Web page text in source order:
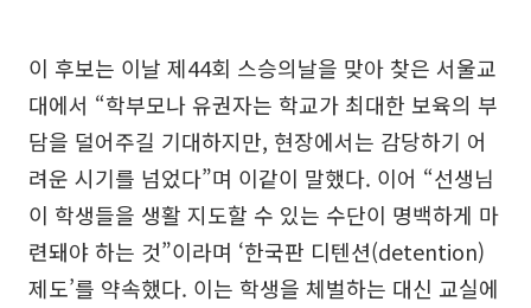
이 후보는 이날 제44회 스승의날을 맞아 찾은 서울교
대에서 “학부모나 유권자는 학교가 최대한 보육의 부
담을 덜어주길 기대하지만, 현장에서는 감당하기 어
려운 시기를 넘었다”며 이같이 말했다. 이어 “선생님
이 학생들을 생활 지도할 수 있는 수단이 명백하게 마
련돼야 하는 것”이라며 ‘한국판 디텐션(detention)
제도’를 약속했다. 이는 학생을 체벌하는 대신 교실에